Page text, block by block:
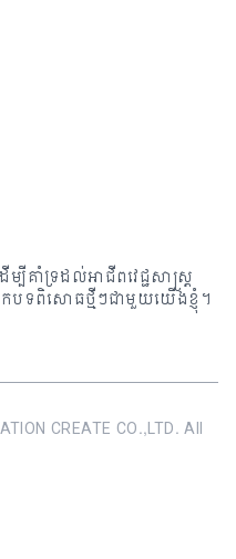
បីគាំទ្រដល់អាជីពវេជ្ជសាស្រ្ត
ទពិសោធថ្មីៗជាមួយយើងខ្ញុំ។
CREATE CO.,LTD. All